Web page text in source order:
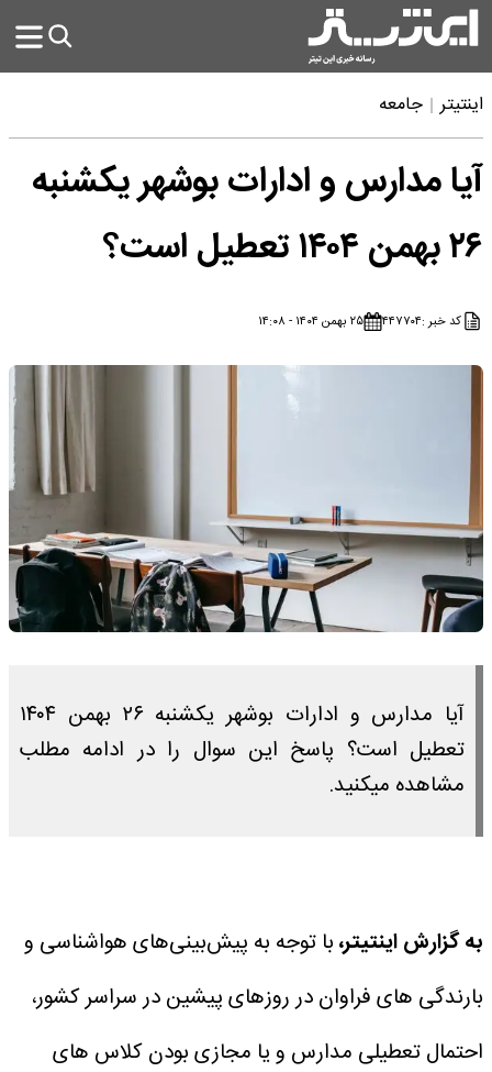
اینتیتر جامعه
آیا مدارس و ادارات بوشهر یکشنبه
۲۶ بهمن ۱۴۰۴ تعطیل است؟
کد خبر :۴۴۷۷۰۴ ۲۵ بهمن ۱۴۰۴ - ۱۴:۰۸
آیا مدارس و ادارات بوشهر یکشنبه ۲۶ بهمن ۱۴۰۴
تعطیل است؟ پاسخ این سوال را در ادامه مطلب
مشاهده میکنید.
به گزارش اینتیتر،با توجه به پیش‌بینی‌های هواشناسی و
بارندگی های فراوان در روزهای پیشین در سراسر کشور،
احتمال تعطیلی مدارس و یا مجازی بودن کلاس های